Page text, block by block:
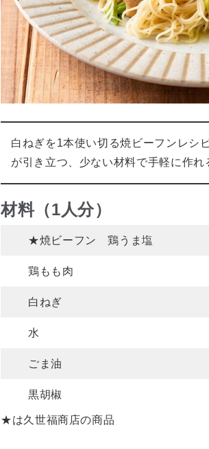
白ねぎを1本使い切る焼ビーフンレシ
が引き立つ、少ない材料で手軽に作れ
材料（1人分）
★焼ビーフン 鶏うま塩
鶏もも肉
白ねぎ
水
ごま油
黒胡椒
★は久世福商店の商品